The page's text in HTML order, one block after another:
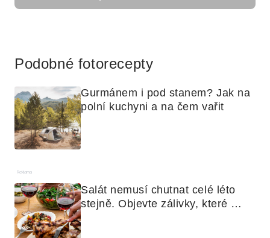
Podobné fotorecepty
Gurmánem i pod stanem? Jak na
polní kuchyni a na čem vařit
Reklama
Salát nemusí chutnat celé léto
stejně. Objevte zálivky, které